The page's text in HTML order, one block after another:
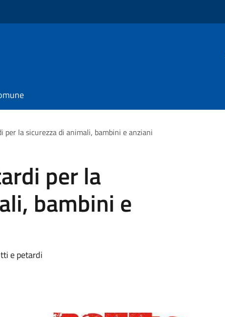
per la sicurezza di animali, bambini e anziani
per la
bambini e
e petardi